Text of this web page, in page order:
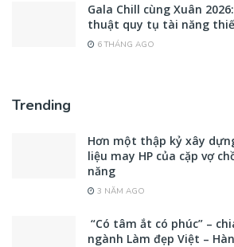
Gala Chill cùng Xuân
thuật quy tụ tài năng
6 THÁNG AGO
Trending
Hơn một thập kỷ xây
liệu may HP của cặp vợ
năng
3 NĂM AGO
“Có tâm ắt có phúc” –
ngành Làm đẹp Việt –